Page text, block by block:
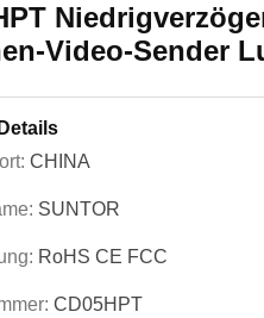
Video-Sender
CHINA
SUNTOR
RoHS CE FCC
CD05HPT